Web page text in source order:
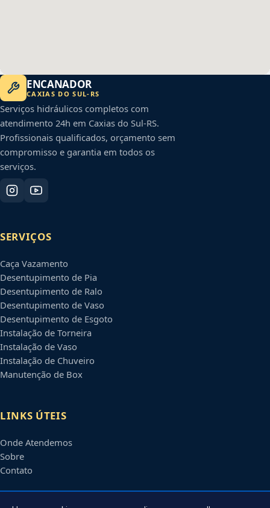
ENCANADOR
CAXIAS DO SUL- RS
Serviços hidráulicos completos com
atendimento 24h em Caxias do Sul-RS.
Profissionais qualificados, orçamento sem
compromisso e garantia em todos os
serviços.
SERVIÇOS
Caça Vazamento
Desentupimento de Pia
Desentupimento de Ralo
Desentupimento de Vaso
Desentupimento de Esgoto
Instalação de Torneira
Instalação de Vaso
Instalação de Chuveiro
Manutenção de Box
LINKS ÚTEIS
Onde Atendemos
Sobre
Contato